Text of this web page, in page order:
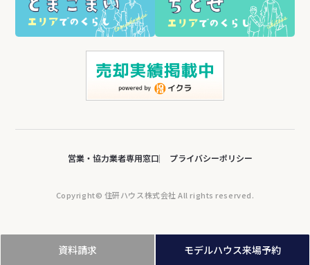
資料請求 モデルハウス来場予約
営業・協力業者専用窓口 プライバシーポリシー
Copyright© 住研ハウス株式会社 All rights reserved.